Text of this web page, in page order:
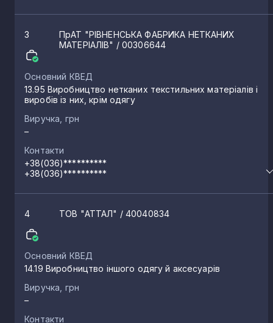
Степань
Велика Омеляна
Малий Олексин
Рафалівка
3
ПрАТ "РІВНЕНСЬКА ФАБРИКА НЕТКАНИХ
МАТЕРІАЛІВ" / 00306644
Основний КВЕД
13.95 Виробництво нетканих текстильних матеріалів і
виробів із них, крім одягу
Виручка, грн
–
Контакти
+38(036)**********
+38(036)**********
4 ТОВ "АТТАЛ" / 40040834
Основний КВЕД
14.19 Виробництво іншого одягу й аксесуарів
Виручка, грн
–
Контакти